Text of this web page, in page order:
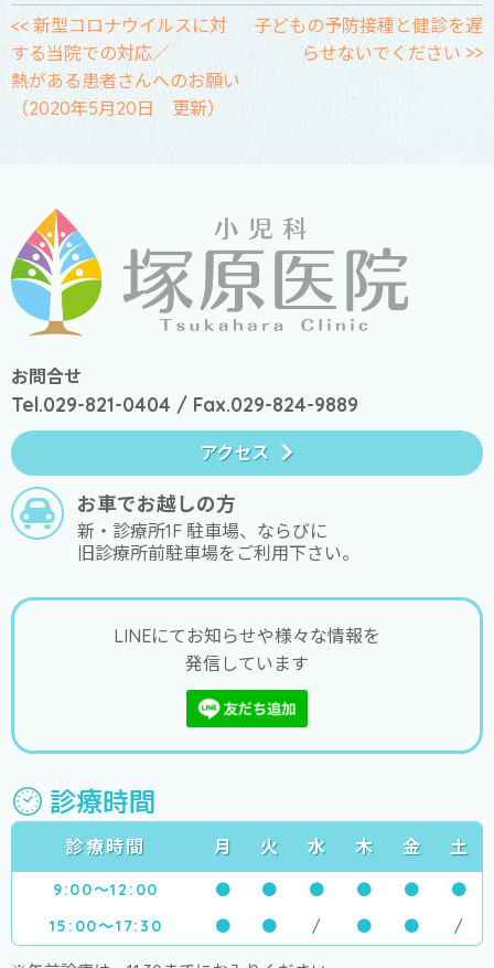
<< 新型コロナウイルスに対
する当院での対応／
熱がある患者さんへのお願い
（2020年5月20日 更新）
子どもの予防接種と健診を遅
らせないでください >>
お問合せ
Tel.029-821-0404 / Fax.029-824-9889
アクセス
お車でお越しの方
新・診療所1F 駐車場、ならびに
旧診療所前駐車場をご利用下さい。
LINEにてお知らせや様々な情報を
発信しています
診療時間
診療時間 月 火 水 木 金 土
9:00～12:00 ● ● ● ● ●
●
15:00～17:30
● ● / ● ● /